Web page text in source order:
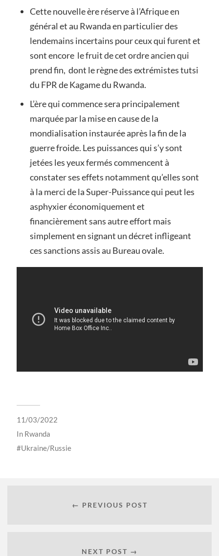
Cette nouvelle ère réserve à l’Afrique en
général et au Rwanda en particulier des
lendemains incertains pour ceux qui furent et
sont encore le fruit de cet ordre ancien qui
prend fin, dont le règne des extrémistes tutsi
du FPR de Kagame du Rwanda.
L’ère qui commence sera principalement
marquée par la mise en cause de la
mondialisation instaurée après la fin de la
guerre froide. Les puissances qui s’y sont
jetées les yeux fermés commencent à
constater ses effets notamment qu’elles sont
à la merci de la Super-Puissance qui peut les
asphyxier économiquement et
financièrement sans autre effort mais
simplement en signant un décret infligeant
ces sanctions assis au Bureau ovale.
11/03/2022
In Rwanda
Ukraine/Russie
← PREVIOUS POST
NEXT POST →